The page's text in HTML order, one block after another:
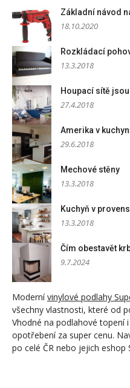
Základní návod
18.10.2020
Rozkládací
13.3.2018
Houpací sítě
27.4.2018
Amerika v
29.6.2018
Mechové stěny
13.3.2018
Kuchyň v
13.3.2018
Čím obestavět
9.7.2024
Modernívinylové podlahy
všechny vlastnosti, které od
Vhodné na podlahové topení
opotřebení za super cenu.
po celé ČR nebo jejich eshop